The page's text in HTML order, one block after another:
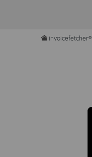
home invoicefetcher®